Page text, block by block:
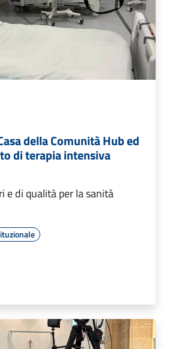
della Comunità Hub ed
di terapia intensiva
e di qualità per la sanità